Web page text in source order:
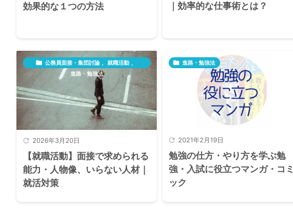
効果的な１つの方法
｜効率的な仕事術とは？
 2026年3月20日
 公務員面接・集団討論 , 就職活動 ,
進路・勉強法
【就職活動】面接で求められる
能力・人物像、いらない人材｜
就活対策
 2021年2月19日
 進路・勉強法
勉強の仕方・やり方を学ぶ勉
強・入試に役立つマンガ・コミ
ック